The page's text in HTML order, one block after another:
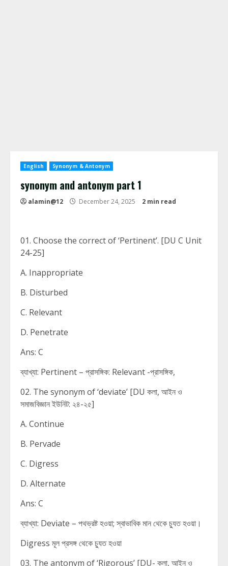
English Synonym & Antonym
synonym and antonym part 1
alamin@12 December 24, 2025 2 min read
01. Choose the correct of ‘Pertinent’. [DU C Unit
24-25]
A. Inappropriate
B. Disturbed
C. Relevant
D. Penetrate
Ans: C
ব্যাখ্যা: Pertinent – প্রাসঙ্গিক: Relevant -প্রাসঙ্গিক,
02. The synonym of ‘deviate’ [DU কলা, আইন ও
সমাজবিজ্ঞান ইউনিট: ২৪-২৫]
A. Continue
B. Pervade
C. Digress
D. Alternate
Ans: C
ব্যাখ্যা: Deviate – পথভ্রষ্ট হওয়া; স্বাভাবিক মান থেকে চ্যুত হওয়া।
Digress মূল প্রসঙ্গ থেকে চ্যুত হওয়া
03. The antonym of ‘Rigorous’ [DU- কলা, আইন ও